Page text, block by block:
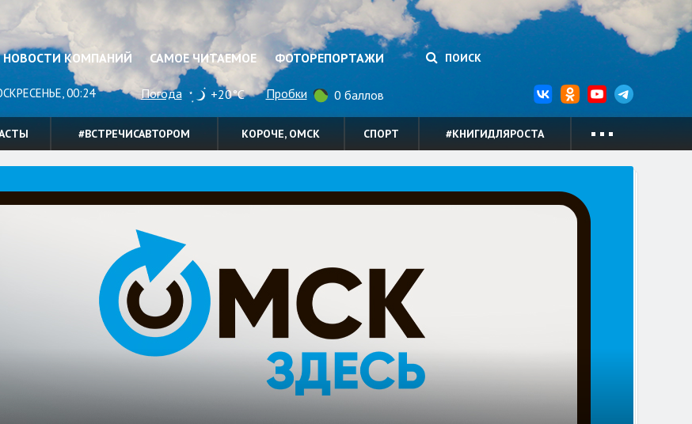
НОВОСТИ КОМПАНИЙ САМОЕ ЧИТАЕМОЕ ФОТОРЕПОРТАЖИ ПОИСК
00:24 Погода +20°C Пробки 0 баллов
#ВСТРЕЧИСАВТОРОМ КОРОЧЕ, ОМСК СПОРТ #КНИГИДЛЯРОСТА